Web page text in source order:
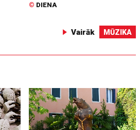
© DIENA
Vairāk MŪZIKA